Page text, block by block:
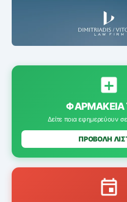
ΦΑΡΜΑΚΕΊΑ
Δείτε ποια εφημερεύουν
ΠΡΟΒΟΛΗ